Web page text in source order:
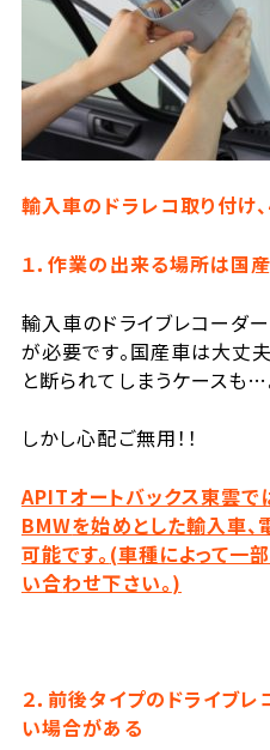
輸入車のドラレコ取り付け
１．作業の出来る場所は国
輸入車のドライブレコーダ
が必要です。国産車は大丈
と断られてしまうケースも…
しかし心配ご無用！！
APITオートバックス東雲で
BMWを始めとした輸入車
可能です。 (車種によって一
い合わせ下さい。)
２．前後タイプのドライブ
い場合がある